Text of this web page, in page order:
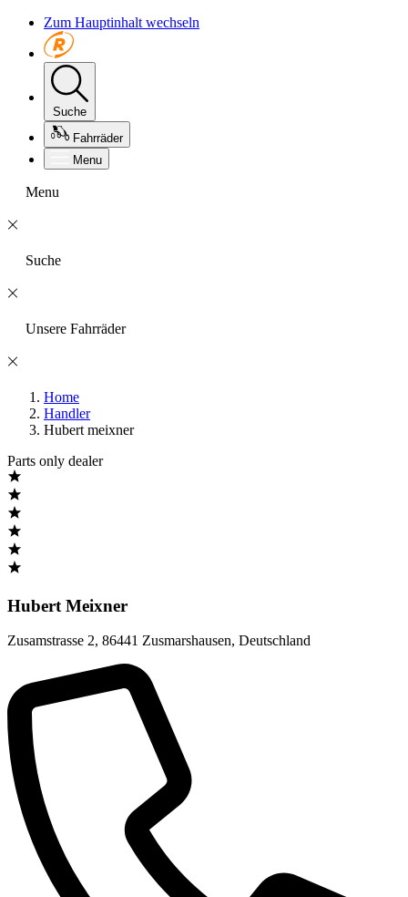
Zum Hauptinhalt wechseln
Suche
Fahrräder
Menu
Menu
Suche
Unsere Fahrräder
Home
Handler
Hubert meixner
Parts only dealer
Hubert Meixner
Zusamstrasse 2, 86441 Zusmarshausen, Deutschland